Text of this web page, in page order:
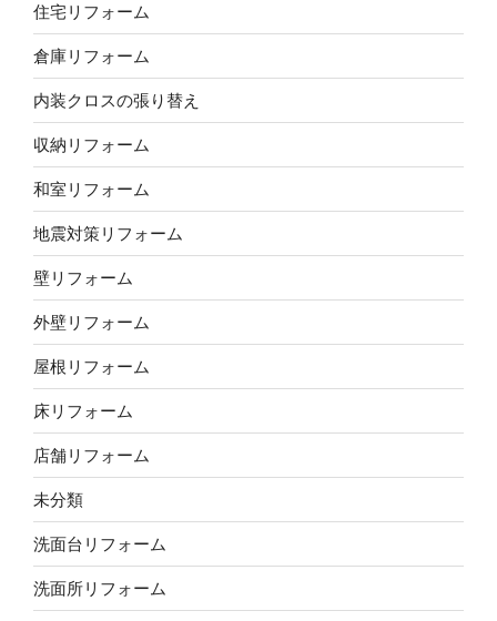
住宅リフォーム
倉庫リフォーム
内装クロスの張り替え
収納リフォーム
和室リフォーム
地震対策リフォーム
壁リフォーム
外壁リフォーム
屋根リフォーム
床リフォーム
店舗リフォーム
未分類
洗面台リフォーム
洗面所リフォーム